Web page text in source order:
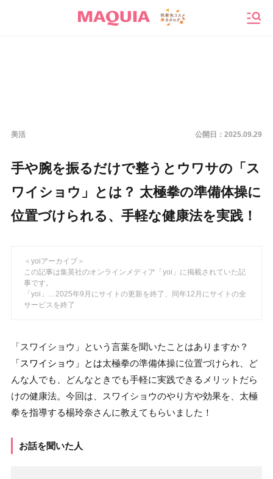
美活 公開日： 2025.09.29
手や腕を振るだけで整うとウワサの「ス
ワイショウ」とは？ 太極拳の準備体操に
位置づけられる、手軽な健康法を実践！
＜yoiアーカイブ＞
この記事は集英社のオンラインメディア「yoi」に掲載されていた記
事です。
「yoi」…2025年9月にサイトの更新を終了、同年12月にサイトの全
サービスを終了
「スワイショウ」という言葉を聞いたことはありますか？
「スワイショウ」とは太極拳の準備体操に位置づけられ、ど
んな人でも、どんなときでも手軽に実践できるメリットだら
けの健康法。 今回は、スワイショウのやり方や効果を、太極
拳を指導する楊玲奈さんに教えてもらいました！
お話を聞いた人